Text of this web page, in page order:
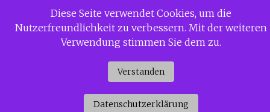
InhaltSiggi Gerdaus Welt
Diese Seite verwendet Cookies, um die
Nutzerfreundlichkeit zu verbessern. Mit der weiteren
Verwendung stimmen Sie dem zu.
Verstanden
Datenschutzerklärung